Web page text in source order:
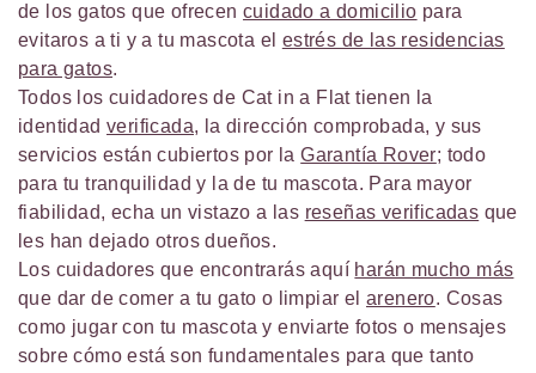
de los gatos que ofrecen cuidado a domicilio para
evitaros a ti y a tu mascota el estrés de las residencias
para gatos.
Todos los cuidadores de Cat in a Flat tienen la
identidadverificada, la dirección comprobada, y sus
servicios están cubiertos por laGarantía Rover; todo
para tu tranquilidad y la de tu mascota. Para mayor
fiabilidad, echa un vistazo a las reseñas verificadas que
les han dejado otros dueños.
Los cuidadores que encontrarás aquí harán mucho más
que dar de comer a tu gato o limpiar el arenero. Cosas
como jugar con tu mascota y enviarte fotos o mensajes
sobre cómo está son fundamentales para que tanto